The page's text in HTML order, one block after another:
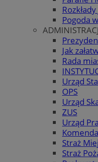
Pogoda
Jak
Rada
Urząd
OPS
Urząd
ZUS
Urząd
Straż
Straż